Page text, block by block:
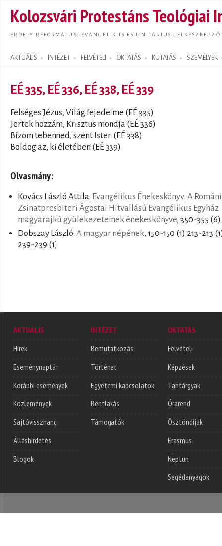
Kolozsvári Protestáns Teológiai
ERDÉLY REFORMÁTUS, EVANGÉLIKUS ÉS UNITÁRIUS LELKÉSZKÉPZŐ
AKTUÁLIS INTÉZET FELVÉTELI OKTATÁS KUTATÁS SZEMÉLYEK
Search form
EÉ 335, EÉ 336, EÉ 338, EÉ 339
Felséges Jézus, Világ fejedelme (EÉ 335)
Jertek hozzám, Krisztus mondja (EÉ 336)
Bízom tebenned, szent Isten (EÉ 338)
Boldog az, ki életében (EÉ 339)
Olvasmány:
Kovács László Attila: Evangélikus Énekeskönyv. A
Zsinatpresbiteri Ágostai Hitvallású Evangélikus Egyház
magyarajkú gyülekezeteinek énekeskönyve, 350-355 (6)
Dobszay László: A magyar népének, 150-150 (1) 213-213
239-239 (1)
AKTUÁLIS
Hírek
Eseménynaptár
Korábbi események
Közlemények
Sajtóvisszhang
Álláshirdetés
Blogok
INTÉZET
Bemutatkozás
Történet
Egyetemi kapcsolatok
Bentlakás
Támogatók
OKTATÁS
Felvételi
Képzések
Tantárgyak
Órarend
Ösztöndíjak
Erasmus
Neptun
Segédanyagok